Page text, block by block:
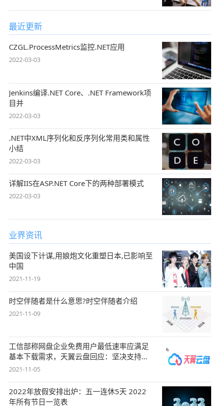
最近更新
CZGL.ProcessMetrics监控.NET应用
2022-03-03
Jenkins编译.NET Core、.NET Framework项
目并
2022-03-03
.NET中XML序列化和反序列化常用类和属性
小结
2022-03-03
详解IIS在ASP.NET Core下的两种部署模式
2022-03-03
业界资讯
美国设下计谋,用娘炮文化重塑日本,已影响至
中国
2021-11-19
时空伴随者是什么意思?时空伴随者介绍
2021-11-09
工信部称网盘企业免费用户最低速率应满足
基本下载需求，天翼云盘回应：坚决支持，
始终
2021-11-05
2022年放假安排出炉：五一连休5天 2022
年所有节日一览表